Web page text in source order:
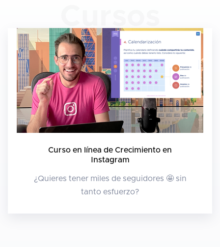
Curso en línea de Crecimiento en
Instagram
¿Quieres tener miles de seguidores 🤩 sin
tanto esfuerzo?